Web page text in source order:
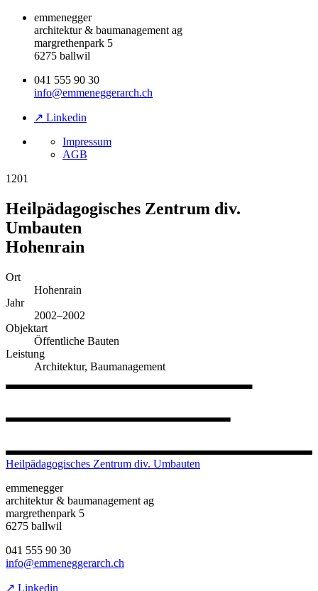
emmenegger
architektur & baumanagement ag
margrethenpark 5
6275 ballwil
041 555 90 30
info@emmeneggerarch.ch
↗ Linkedin
Impressum
AGB
1201
Heilpädagogisches Zentrum div.
Umbauten
Hohenrain
Ort
Hohenrain
Jahr
2002–2002
Objektart
Öffentliche Bauten
Leistung
Architektur, Baumanagement
Heilpädagogisches Zentrum div. Umbauten
emmenegger
architektur & baumanagement ag
margrethenpark 5
6275 ballwil
041 555 90 30
info@emmeneggerarch.ch
↗ Linkedin